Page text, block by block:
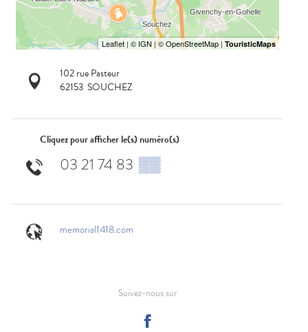
102 rue Pasteur
62153 SOUCHEZ
Cliquez pour afficher le(s) numéro(s)
03 21 74 83 ▒▒
memorial1418.com
Suivez-nous sur